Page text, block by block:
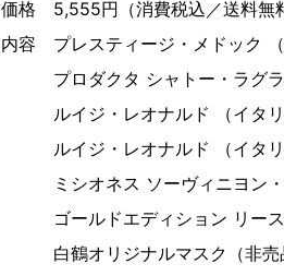
価格 5,555円（消費税込／送料無
内容 プレスティージ・メドック （
プロダクタ シャトー・ラグラ
ルイジ・レオナルド （イタリ
ルイジ・レオナルド （イタリ
ミシオネス ソーヴィニヨン・
ゴールドエディション リースリ
白鶴オリジナルマスク（非売